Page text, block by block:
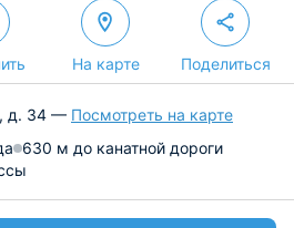
На карте Поделиться
д. 34 — Посмотреть на карте
630 м до канатной дороги